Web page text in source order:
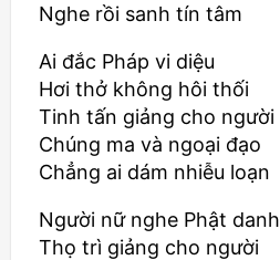
Nghe rồi sanh tín tâm
Ai đắc Pháp vi diệu
Hơi thở không hôi thối
Tinh tấn giảng cho người
Chúng ma và ngoại đạo
Chẳng ai dám nhiễu loạn
Người nữ nghe Phật danh
Thọ trì giảng cho người